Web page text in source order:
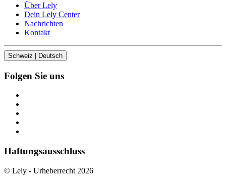
Über Lely
Dein Lely Center
Nachrichten
Kontakt
Schweiz | Deutsch
Folgen Sie uns
Haftungsausschluss
© Lely - Urheberrecht 2026